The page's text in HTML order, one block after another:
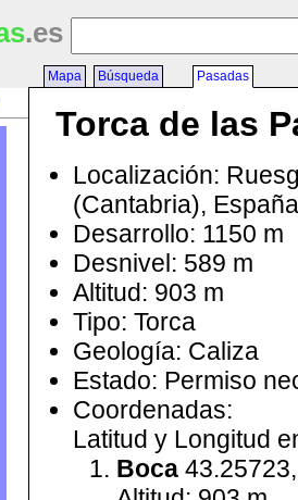
.es
Mapa Búsqueda Pasadas
Torca de las
Localización:
(Cantabria), España
Desarrollo: 1150 m
Desnivel: 589 m
Altitud: 903 m
Tipo: Torca
Geología: Caliza
Estado: Permiso
Coordenadas:
Latitud y Longitud
Boca